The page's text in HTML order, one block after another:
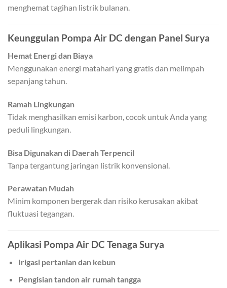
menghemat tagihan listrik bulanan.
Keunggulan Pompa Air DC dengan Panel Surya
Hemat Energi dan Biaya
Menggunakan energi matahari yang gratis dan melimpah
sepanjang tahun.
Ramah Lingkungan
Tidak menghasilkan emisi karbon, cocok untuk Anda yang
peduli lingkungan.
Bisa Digunakan di Daerah Terpencil
Tanpa tergantung jaringan listrik konvensional.
Perawatan Mudah
Minim komponen bergerak dan risiko kerusakan akibat
fluktuasi tegangan.
Aplikasi Pompa Air DC Tenaga Surya
Irigasi pertanian dan kebun
Pengisian tandon air rumah tangga